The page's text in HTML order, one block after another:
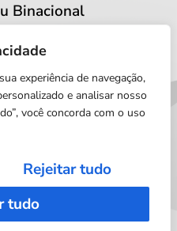
experiência de navegação,
e analisar nosso
você concorda com o uso
Rejeitar tudo
tudo
Binacional
de dados